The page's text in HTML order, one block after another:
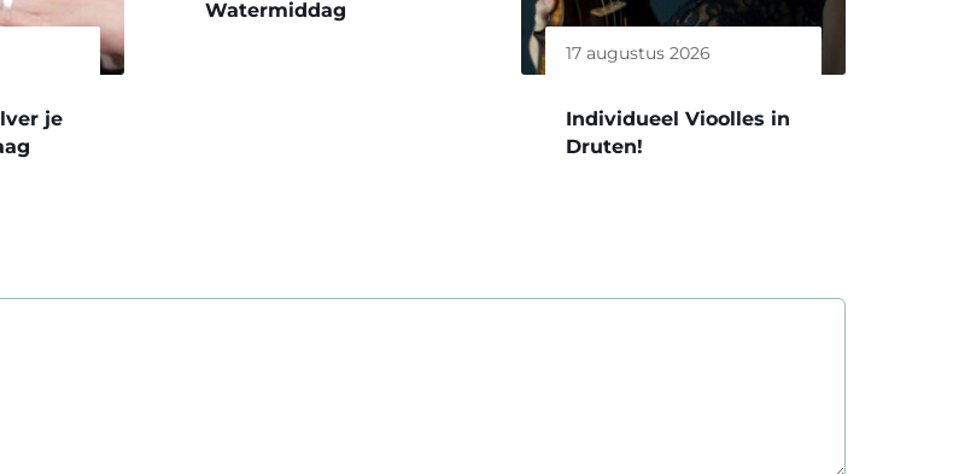
je
Watermiddag
17 augustus 2026
Individueel Vioolles in
Druten!